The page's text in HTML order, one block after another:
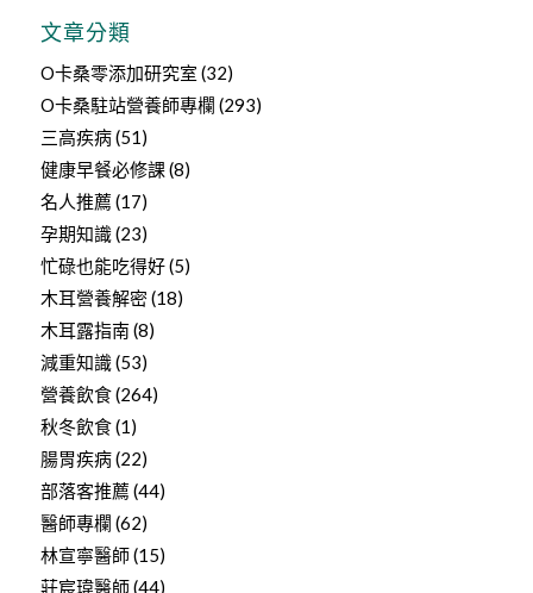
文章分類
O卡桑零添加研究室 (32)
O卡桑駐站營養師專欄 (293)
三高疾病(51)
健康早餐必修課(8)
名人推薦 (17)
孕期知識(23)
忙碌也能吃得好(5)
木耳營養解密(18)
木耳露指南(8)
減重知識(53)
營養飲食(264)
秋冬飲食(1)
腸胃疾病(22)
部落客推薦 (44)
醫師專欄 (62)
林宣寧醫師(15)
莊宸瑋醫師(44)